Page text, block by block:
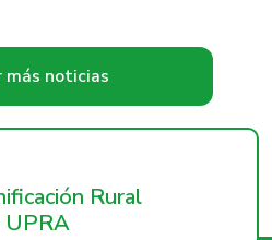
más noticias
Rural
UPRA